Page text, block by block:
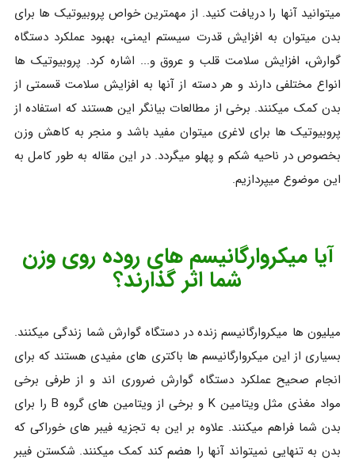
میتوانید آنها را دریافت کنید. از مهمترین خواص پروبیوتیک ها برای
بدن میتوان به افزایش قدرت سیستم ایمنی، بهبود عملکرد دستگاه
گوارش، افزایش سلامت قلب و عروق و... اشاره کرد. پروبیوتیک ها
انواع مختلفی دارند و هر دسته از آنها به افزایش سلامت قسمتی از
بدن کمک میکنند. برخی از مطالعات بیانگر این هستند که استفاده از
پروبیوتیک ها برای لاغری میتوان مفید باشد و منجر به کاهش وزن
بخصوص در ناحیه شکم و پهلو میگردد. در این مقاله به طور کامل به
این موضوع میپردازیم.
آیا میکروارگانیسم های روده روی وزن
شما اثر گذارند؟
میلیون ها میکروارگانیسم زنده در دستگاه گوارش شما زندگی میکنند.
بسیاری از این میکروارگانیسم ها باکتری های مفیدی هستند که برای
انجام صحیح عملکرد دستگاه گوارش ضروری اند و از طرفی برخی
مواد مغذی مثل ویتامین K و برخی از ویتامین های گروه B را برای
بدن شما فراهم میکنند. علاوه بر این به تجزیه فیبر های خوراکی که
بدن به تنهایی نمیتواند آنها را هضم کند کمک میکنند. شکستن فیبر